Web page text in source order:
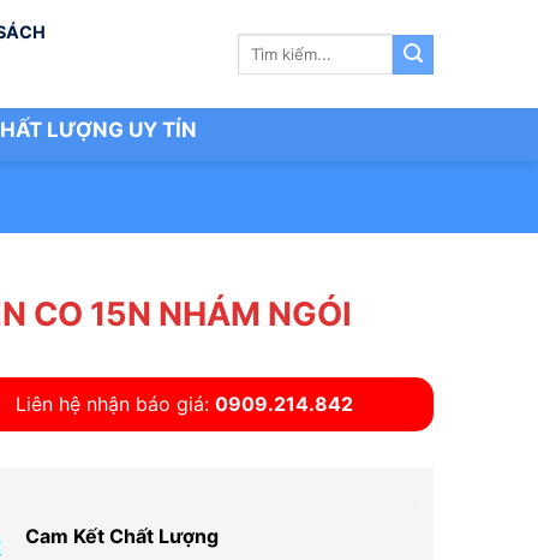
Tìm
LƯỢNG UY TÍN
CO 15N NHÁM NGÓI
Liên hệ nhận báo giá: 0909.214.842
Cam Kết Chất Lượng